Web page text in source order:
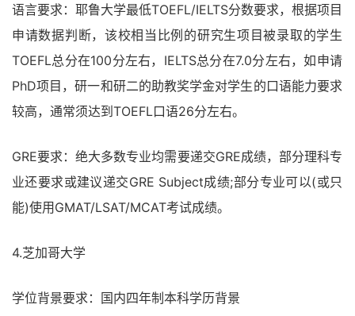
语言要求：耶鲁大学最低TOEFL/IELTS分数要求，根据项目
申请数据判断，该校相当比例的研究生项目被录取的学生
TOEFL总分在100分左右，IELTS总分在7.0分左右，如申请
PhD项目，研一和研二的助教奖学金对学生的口语能力要求
较高，通常须达到TOEFL口语26分左右。
GRE要求：绝大多数专业均需要递交GRE成绩，部分理科专
业还要求或建议递交GRE Subject成绩;部分专业可以(或只
能)使用GMAT/LSAT/MCAT考试成绩。
4.芝加哥大学
学位背景要求：国内四年制本科学历背景